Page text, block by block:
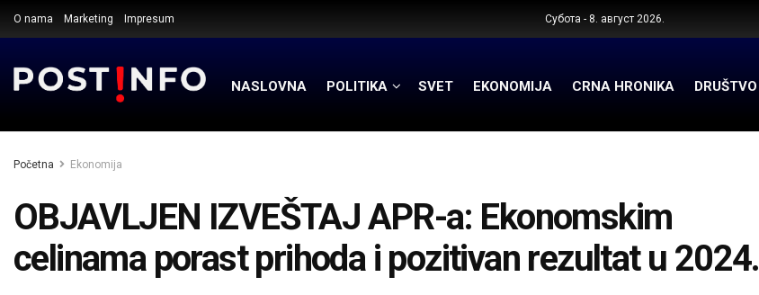
O nama Marketing Impresum Субота - 8. август 2026.
NASLOVNA POLITIKA SVET EKONOMIJA CRNA HRONIKA DRUŠTVO
Početna Ekonomija
OBJAVLJEN IZVEŠTAJ APR-a: Ekonomskim
celinama porast prihoda i pozitivan rezultat u 2024.